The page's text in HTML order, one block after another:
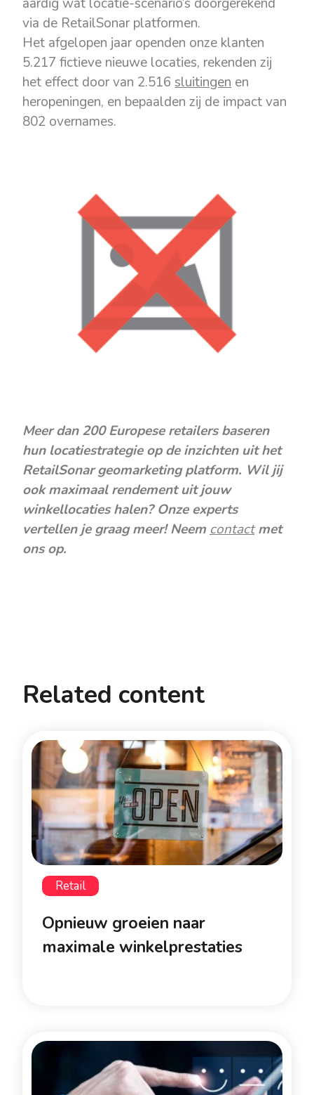
aardig wat locatie-scenario’s doorgerekend
via de RetailSonar platformen.
Het afgelopen jaar openden onze klanten
5.217 fictieve nieuwe locaties, rekenden zij
het effect door van 2.516 sluitingen en
heropeningen, en bepaalden zij de impact van
802 overnames.
Meer dan 200 Europese retailers baseren
hun locatiestrategie op de inzichten uit het
RetailSonar geomarketing platform. Wil jij
ook maximaal rendement uit jouw
winkellocaties halen? Onze experts
vertellen je graag meer! Neemcontact met
ons op.
Related content
Retail
Opnieuw groeien naar
maximale winkelprestaties